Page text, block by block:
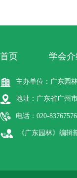
首页 学会介
主办单位：广东园
地址：广东省广州
电话：020-
《广东园林》编